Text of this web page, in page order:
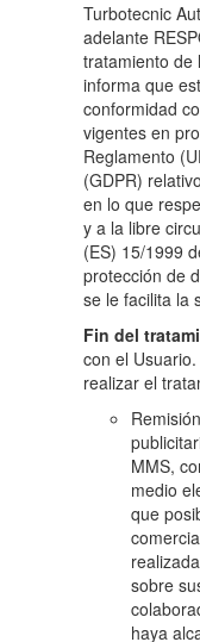
Turbotecnic
adelante
tratamiento de
informa que
conformidad
vigentes en
Reglamento
(GDPR)
en lo que
y a la libre
(ES) 15/1999
protección de
se le facilita la
Fin del
con el
realizar el
MMS,
medio
que
sobre
haya